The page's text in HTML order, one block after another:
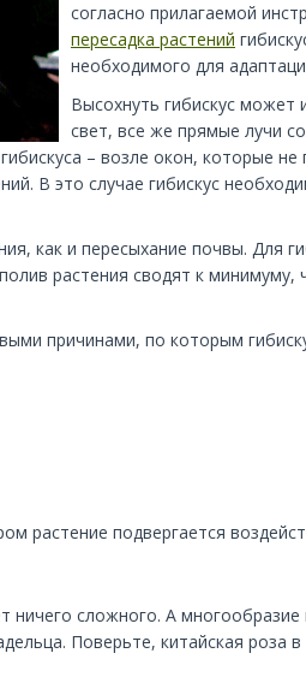
согласно прилагаемой
пересадка растений
необходимого для
Высохнуть гибискус
свет, все же прямые лучи
– возле окон, которые
В это случае гибискус
как и пересыхание почвы. Для
растения сводят к
причинами, по которым
растение подвергается
ничего сложного. А
Поверьте, китайская роза в